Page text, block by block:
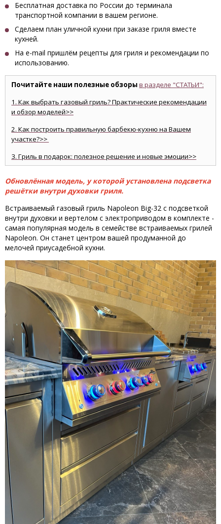
Бесплатная доставка по России до терминала
транспортной компании в вашем регионе.
Сделаем план уличной кухни при заказе гриля вместе
кухней.
На e-mail пришлём рецепты для гриля и рекомендации по
использованию.
Почитайте наши полезные обзоры в разделе "СТАТЬИ":
1. Как выбрать газовый гриль? Практические рекомендации
и обзор моделей>>
2. Как построить правильную барбекю-кухню на Вашем
участке?>>
3. Гриль в подарок: полезное решение и новые эмоции>>
Обновлённая модель, у которой установлена подсветка
решётки внутри духовки гриля.
Встраиваемый газовый гриль Napoleon Big-32 с подсветкой
внутри духовки и вертелом с электроприводом в комплекте -
самая популярная модель в семействе встраиваемых грилей
Napoleon. Он станет центром вашей продуманной до
мелочей приусадебной кухни.